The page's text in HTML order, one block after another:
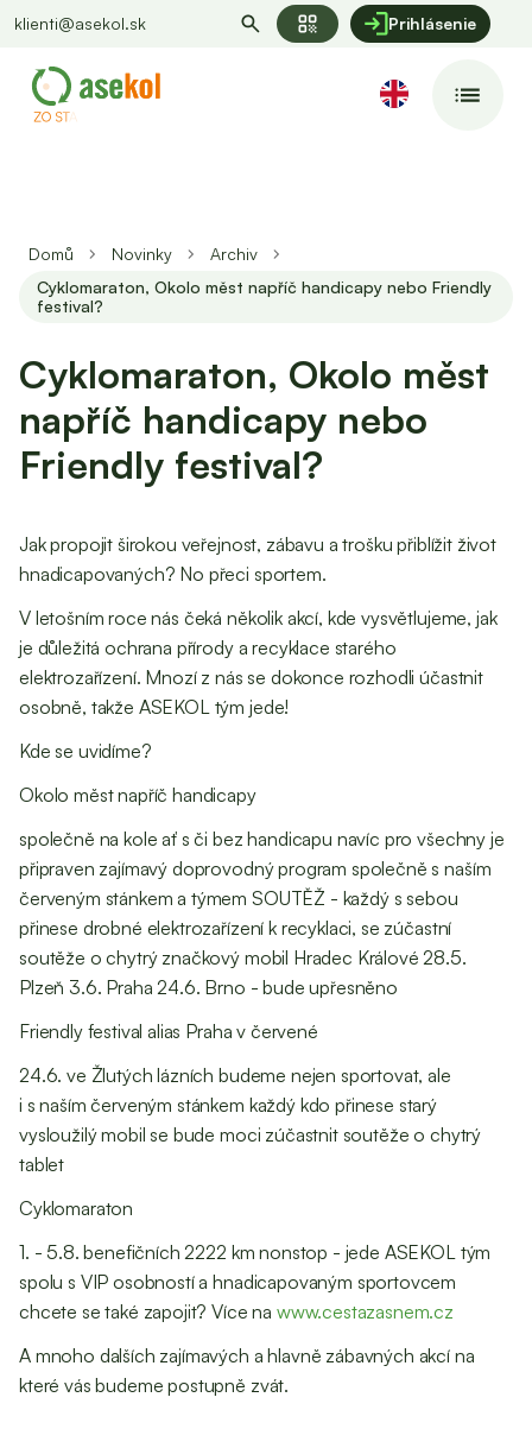
klienti@asekol.sk qr_code Prihlásenie
Domů Novinky
Archiv
Cyklomaraton, Okolo měst napříč handicapy nebo Friendly
festival?
Cyklomaraton, Okolo měst
napříč handicapy nebo
Friendly festival?
Jak propojit širokou veřejnost, zábavu a trošku přiblížit život
hnadicapovaných? No přeci sportem.
V letošním roce nás čeká několik akcí, kde vysvětlujeme, jak
je důležitá ochrana přírody a recyklace starého
elektrozařízení. Mnozí z nás se dokonce rozhodli účastnit
osobně, takže ASEKOL tým jede!
Kde se uvidíme?
Okolo měst napříč handicapy
společně na kole ať s či bez handicapu navíc pro všechny je
připraven zajímavý doprovodný program společně s naším
červeným stánkem a týmem SOUTĚŽ - každý s sebou
přinese drobné elektrozařízení k recyklaci, se zúčastní
soutěže o chytrý značkový mobil Hradec Králové 28.5.
Plzeň 3.6. Praha 24.6. Brno - bude upřesněno
Friendly festival alias Praha v červené
24.6. ve Žlutých lázních budeme nejen sportovat, ale
i s naším červeným stánkem každý kdo přinese starý
vysloužilý mobil se bude moci zúčastnit soutěže o chytrý
tablet
Cyklomaraton
1. - 5.8. benefičních 2222 km nonstop - jede ASEKOL tým
spolu s VIP osobností a hnadicapovaným sportovcem
chcete se také zapojit? Více na www.cestazasnem.cz
A mnoho dalších zajímavých a hlavně zábavných akcí na
které vás budeme postupně zvát.